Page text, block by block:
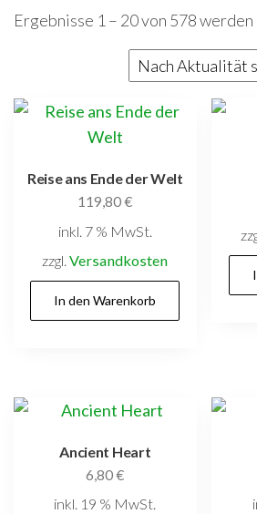
Ergebnisse 1 – 20 von 578
Reise ans Ende der Welt
119,80€
inkl. 7 % MwSt.
zzgl.Versandkosten
In den Warenkorb
Ancient Heart
6,80€
inkl. 19 % MwSt.